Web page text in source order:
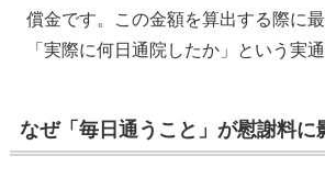
償金です。この金額を算出する際に
「実際に何日通院したか」という実
なぜ「毎日通うこと」が慰謝料に